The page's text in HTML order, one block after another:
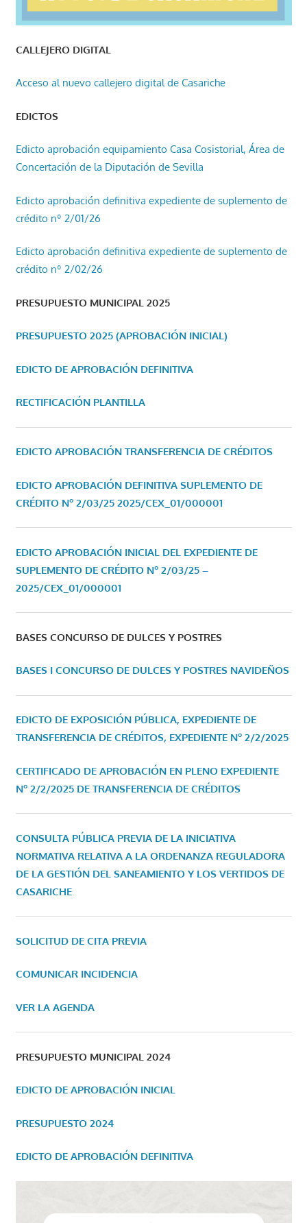
CALLEJERO DIGITAL
Acceso al nuevo callejero digital de Casariche
EDICTOS
Edicto aprobación equipamiento Casa Cosistorial, Área de
Concertación de la Diputación de Sevilla
Edicto aprobación definitiva expediente de suplemento de
crédito nº 2/01/26
Edicto aprobación definitiva expediente de suplemento de
crédito nº 2/02/26
PRESUPUESTO MUNICIPAL 2025
PRESUPUESTO 2025 (APROBACIÓN INICIAL)
EDICTO DE APROBACIÓN DEFINITIVA
RECTIFICACIÓN PLANTILLA
EDICTO APROBACIÓN TRANSFERENCIA DE CRÉDITOS
EDICTO APROBACIÓN DEFINITIVA SUPLEMENTO DE
CRÉDITO Nº 2/03/25 2025/CEX_01/000001
EDICTO APROBACIÓN INICIAL DEL EXPEDIENTE DE
SUPLEMENTO DE CRÉDITO Nº 2/03/25 –
2025/CEX_01/000001
BASES CONCURSO DE DULCES Y POSTRES
BASES I CONCURSO DE DULCES Y POSTRES NAVIDEÑOS
EDICTO DE EXPOSICIÓN PÚBLICA, EXPEDIENTE DE
TRANSFERENCIA DE CRÉDITOS, EXPEDIENTE Nº 2/2/2025
CERTIFICADO DE APROBACIÓN EN PLENO EXPEDIENTE
Nº 2/2/2025 DE TRANSFERENCIA DE CRÉDITOS
CONSULTA PÚBLICA PREVIA DE LA INICIATIVA
NORMATIVA RELATIVA A LA ORDENANZA REGULADORA
DE LA GESTIÓN DEL SANEAMIENTO Y LOS VERTIDOS DE
CASARICHE
SOLICITUD DE CITA PREVIA
COMUNICAR INCIDENCIA
VER LA AGENDA
PRESUPUESTO MUNICIPAL 2024
EDICTO DE APROBACIÓN INICIAL
PRESUPUESTO 2024
EDICTO DE APROBACIÓN DEFINITIVA